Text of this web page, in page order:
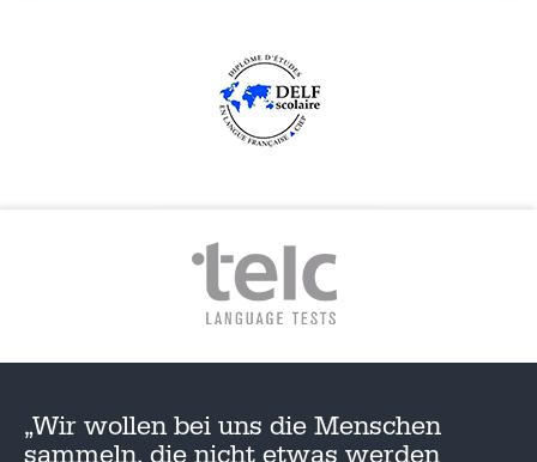
„Wir wollen bei uns die Menschen
sammeln, die nicht etwas werden